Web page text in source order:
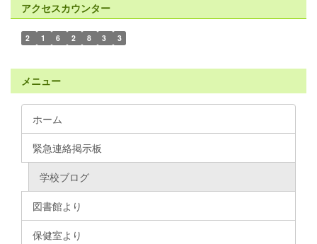
アクセスカウンター
2 1 6 2 8 3 3
メニュー
ホーム
緊急連絡掲示板
学校ブログ
図書館より
保健室より